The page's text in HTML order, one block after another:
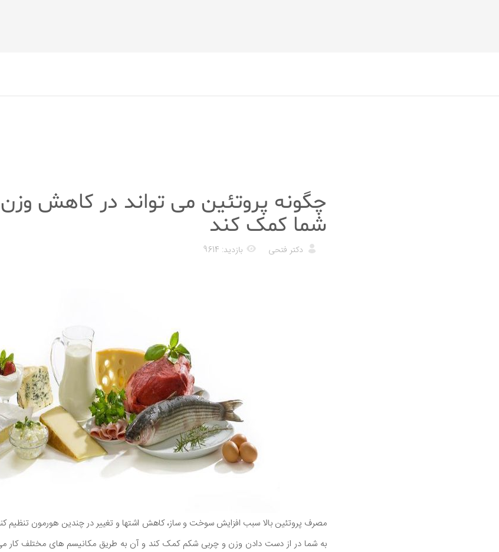
چگونه پروتئین می تواند در کاهش
شما کمک کند
دکتر فتحی بازدید: 9614
مصرف پروتئین بالا سبب افزایش سوخت و ساز، کاهش اشتها و تغییر در چندین هورمون تنظیم
به شما در از دست دادن وزن و چربی شکم کمک کند و آن به طریق مکانیسم های مختلف کار